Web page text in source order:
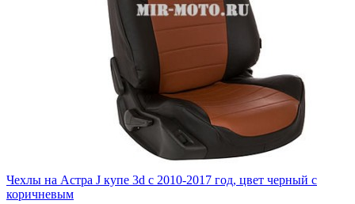
Чехлы на Астра J купе 3d с 2010-2017 год, цвет черный с
коричневым